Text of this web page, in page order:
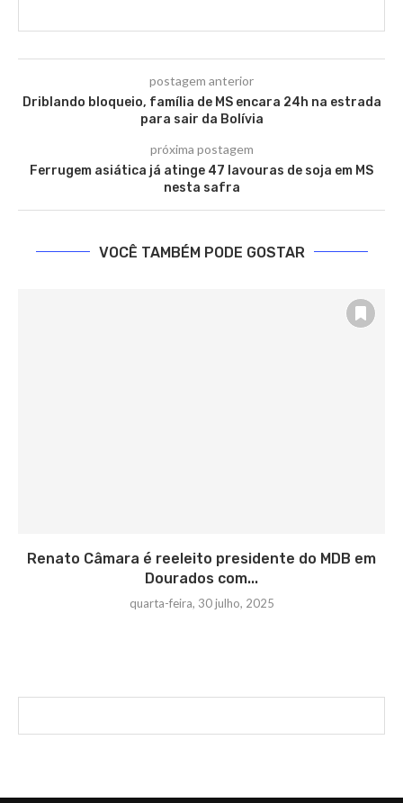
postagem anterior
Driblando bloqueio, família de MS encara 24h na estrada
para sair da Bolívia
próxima postagem
Ferrugem asiática já atinge 47 lavouras de soja em MS
nesta safra
VOCÊ TAMBÉM PODE GOSTAR
Renato Câmara é reeleito presidente do MDB em
Dourados com...
quarta-feira, 30 julho, 2025